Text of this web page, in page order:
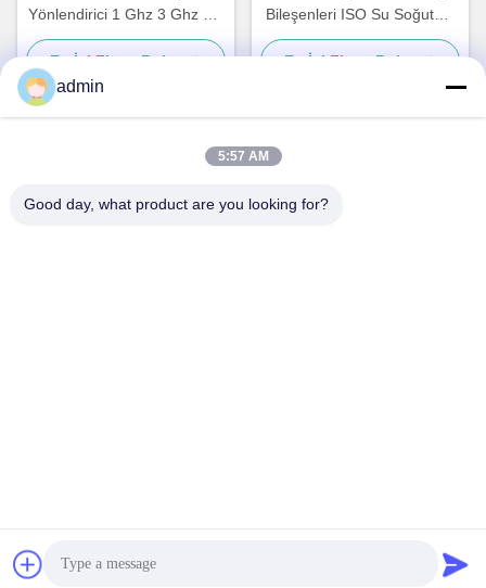
Yönlendirici 1 Ghz 3 Ghz 2 6
Ghz 18 Ghz 280x187x40mm
En İyi Fiyatı Bulun
Bileşenleri ISO Su Soğutma
Plağı
En İyi Fiyatı Bulun
Anten Tedarikçi. Telif hakkı © 2021-2026 Shenzhen LuoX Electric
Co., Ltd. . Tüm Hakları saklıdır.
admin
5:57 AM
Good day, what product are you looking for?